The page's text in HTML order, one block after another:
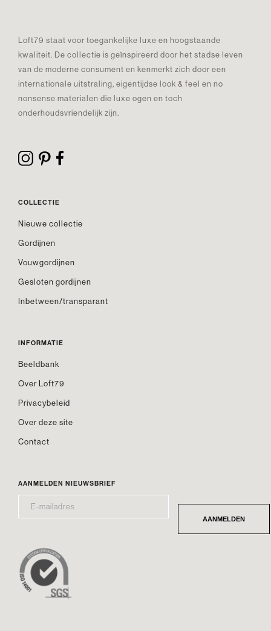
Loft79 staat voor toegankelijke luxe en hoogstaande
kwaliteit. De collectie is geïnspireerd door het stadse leven
van de moderne consument en kenmerkt zich door een
internationale uitstraling, eigentijdse look & feel en no
nonsense materialen die luxe ogen en toch
onderhoudsvriendelijk zijn.
COLLECTIE
Nieuwe collectie
Gordijnen
Vouwgordijnen
Gesloten gordijnen
Inbetween/transparant
INFORMATIE
Beeldbank
Over Loft79
Privacybeleid
Over deze site
Contact
AANMELDEN NIEUWSBRIEF
MAILADRES* AANMELDEN